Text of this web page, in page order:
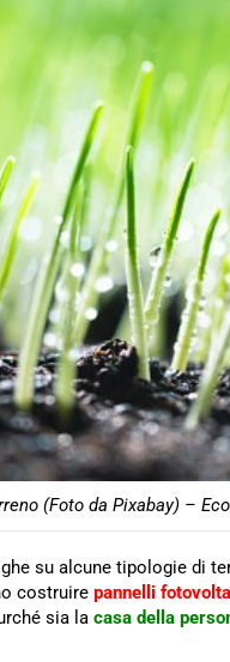
(Foto da Pixabay) –
su alcune tipologie di
costruire pannelli
sia la casa della